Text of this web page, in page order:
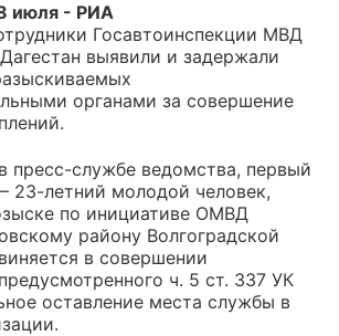
июля - РИА
Госавтоинспекции МВД
выявили и задержали
органами за совершение
пресс-службе ведомства, первый
23-летний молодой человек,
по инициативе ОМВД
району Волгоградской
в совершении
ч. 5 ст. 337 УК
оставление места службы в